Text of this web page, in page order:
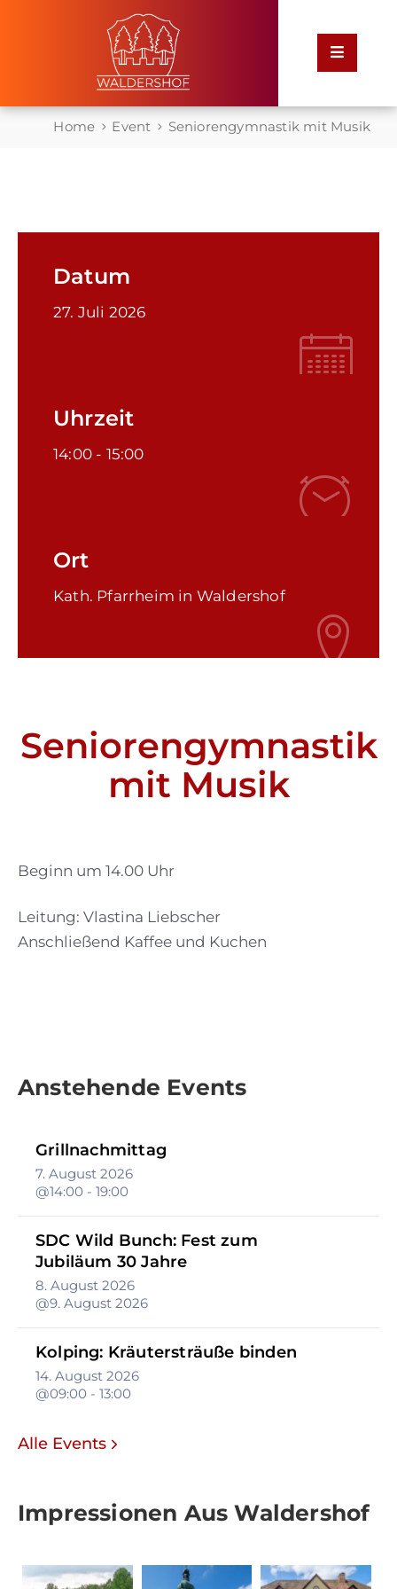
Home Event Seniorengymnastik mit Musik
Leben
Kontakt
Datum
27. Juli 2026
Uhrzeit
14:00 - 15:00
Ort
Kath. Pfarrheim in Waldershof
Seniorengymnastik
mit Musik
Beginn um 14.00 Uhr
Leitung: Vlastina Liebscher
Anschließend Kaffee und Kuchen
Anstehende Events
Grillnachmittag
7. August 2026
@14:00 - 19:00
SDC Wild Bunch: Fest zum
Jubiläum 30 Jahre
8. August 2026
@9. August 2026
Kolping: Kräutersträuße binden
14. August 2026
@09:00 - 13:00
Alle Events
Impressionen Aus Waldershof